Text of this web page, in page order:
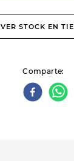
VER STOCK EN
Comparte